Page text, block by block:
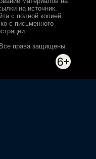
на источник.
с полной копией
с письменного
права защищены.